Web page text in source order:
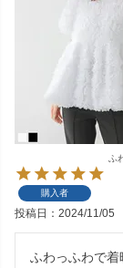
ふ
購入者
投稿日 2024/11/05
ふわっふわで